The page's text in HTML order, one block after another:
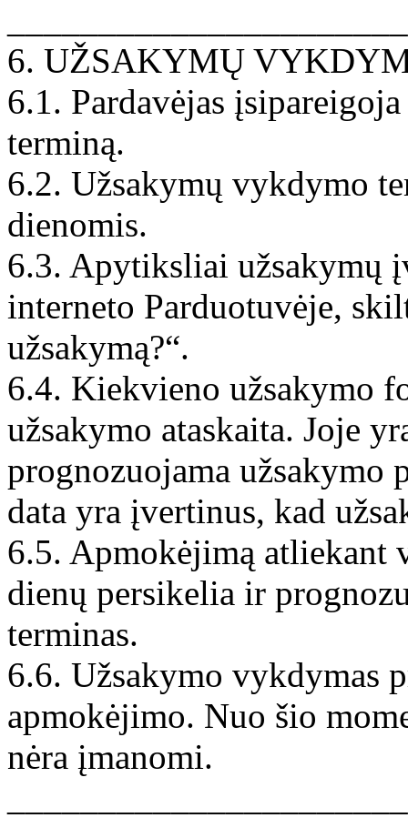
6. UŽSAKYMŲ
6.1. Pardavėjas
terminą.
6.2. Užsakymų vykdymo
dienomis.
6.3. Apytiksliai užsakymų
interneto Parduotuvėje,
užsakymą?“.
6.4. Kiekvieno užsakymo
užsakymo ataskaita. Joje
prognozuojama užsakymo
data yra įvertinus, kad
6.5. Apmokėjimą atliekant
dienų persikelia ir
terminas.
6.6. Užsakymo vykdymas
apmokėjimo. Nuo šio
nėra įmanomi.